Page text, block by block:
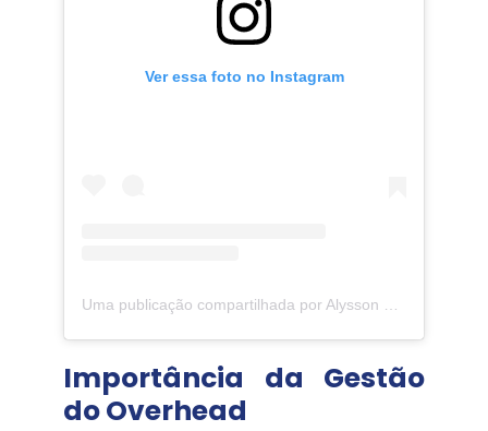
Ver essa foto no Instagram
Importância da Gestão
do Overhead